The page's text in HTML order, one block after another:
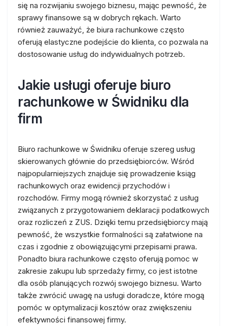
się na rozwijaniu swojego biznesu, mając pewność, że
sprawy finansowe są w dobrych rękach. Warto
również zauważyć, że biura rachunkowe często
oferują elastyczne podejście do klienta, co pozwala na
dostosowanie usług do indywidualnych potrzeb.
Jakie usługi oferuje biuro
rachunkowe w Świdniku dla
firm
Biuro rachunkowe w Świdniku oferuje szereg usług
skierowanych głównie do przedsiębiorców. Wśród
najpopularniejszych znajduje się prowadzenie ksiąg
rachunkowych oraz ewidencji przychodów i
rozchodów. Firmy mogą również skorzystać z usług
związanych z przygotowaniem deklaracji podatkowych
oraz rozliczeń z ZUS. Dzięki temu przedsiębiorcy mają
pewność, że wszystkie formalności są załatwione na
czas i zgodnie z obowiązującymi przepisami prawa.
Ponadto biura rachunkowe często oferują pomoc w
zakresie zakupu lub sprzedaży firmy, co jest istotne
dla osób planujących rozwój swojego biznesu. Warto
także zwrócić uwagę na usługi doradcze, które mogą
pomóc w optymalizacji kosztów oraz zwiększeniu
efektywności finansowej firmy.